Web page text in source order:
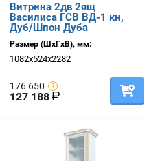
Витрина 2дв 2ящ
Василиса ГСВ ВД-1 кн,
Дуб/Шпон Дуба
Размер (ШхГхВ), мм:
1082х524х2282
176 650
127 188